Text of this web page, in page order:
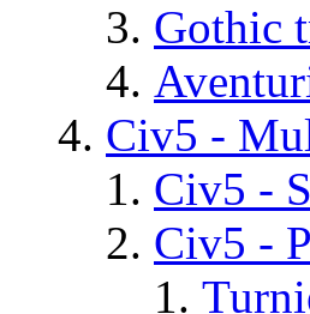
Gothic
Civ5 -
Civ5 -
Civ5 -